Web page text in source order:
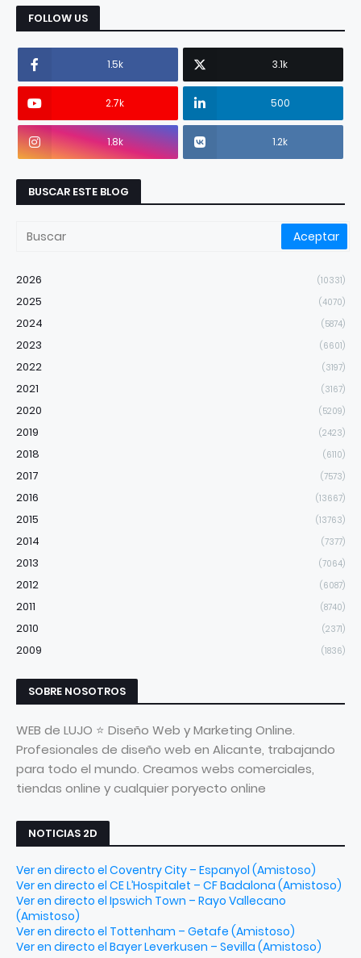
FOLLOW US
1.5k 3.1k
2.7k 500
1.8k 1.2k
BUSCAR ESTE BLOG
2026 (10331)
2025 (4070)
2024 (5874)
2023 (6601)
2022 (3197)
2021 (3167)
2020 (5209)
2019 (2423)
2018 (6110)
2017 (7573)
2016 (13667)
2015 (13763)
2014 (7377)
2013 (7064)
2012 (6087)
2011 (8740)
2010 (2371)
2009 (1836)
SOBRE NOSOTROS
WEB de LUJO ⭐ Diseño Web y Marketing Online.
Profesionales de diseño web en Alicante, trabajando
para todo el mundo. Creamos webs comerciales,
tiendas online y cualquier poryecto online
NOTICIAS 2D
Ver en directo el Coventry City – Espanyol (Amistoso)
Ver en directo el CE L’Hospitalet – CF Badalona (Amistoso)
Ver en directo el Ipswich Town – Rayo Vallecano
(Amistoso)
Ver en directo el Tottenham – Getafe (Amistoso)
Ver en directo el Bayer Leverkusen – Sevilla (Amistoso)